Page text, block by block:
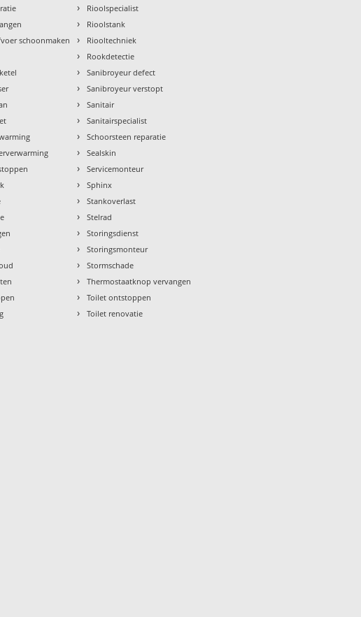
schoonmaken
› Rioolspecialist
› Rioolstank
› Riooltechniek
› Rookdetectie
› Sanibroyeur defect
› Sanibroyeur verstopt
› Sanitair
› Sanitairspecialist
› Schoorsteen reparatie
› Sealskin
› Servicemonteur
› Sphinx
› Stankoverlast
› Stelrad
› Storingsdienst
› Storingsmonteur
› Stormschade
› Thermostaatknop vervangen
› Toilet ontstoppen
› Toilet renovatie